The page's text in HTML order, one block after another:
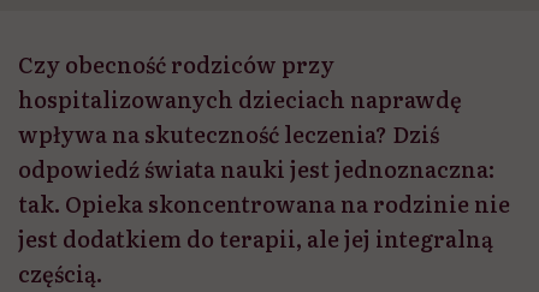
Czy obecność rodziców przy
hospitalizowanych dzieciach naprawdę
wpływa na skuteczność leczenia? Dziś
odpowiedź świata nauki jest jednoznaczna:
tak. Opieka skoncentrowana na rodzinie nie
jest dodatkiem do terapii, ale jej integralną
częścią.